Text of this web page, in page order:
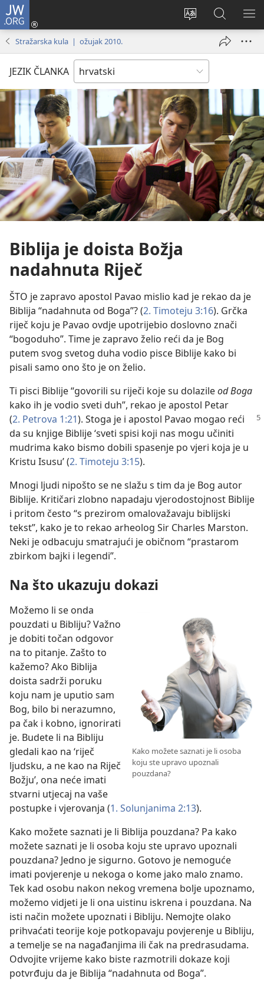
JW.ORG
Promijeni
Prijava
(otvara
prozor)
JW.ORG
|
Pretraga
Stražarska kula | ožujak 2010.
JEZIK ČLANKA
Biblija je doista Božja
nadahnuta Riječ
ŠTO je zapravo apostol Pavao mislio kad je rekao da je
Biblija “nadahnuta od Boga”? (2. Timoteju 3:16). Grčka
riječ koju je Pavao ovdje upotrijebio doslovno znači
“bogoduho”. Time je zapravo želio reći da je Bog
putem svog svetog duha vodio pisce Biblije kako bi
pisali samo ono što je on želio.
Ti pisci Biblije “govorili su riječi koje su dolazileod Boga
kako ih je vodio sveti duh”, rekao je apostol Petar
(2. Petrova 1:21). Stoga je i apostol Pavao mogao reći
da su knjige Biblije ‘sveti spisi koji nas mogu učiniti
mudrima kako bismo dobili spasenje po vjeri koja je u
Kristu Isusu’ (2. Timoteju 3:15).
Mnogi ljudi nipošto se ne slažu s tim da je Bog autor
Biblije. Kritičari zlobno napadaju vjerodostojnost Biblije
i pritom često “s prezirom omalovažavaju biblijski
tekst”, kako je to rekao arheolog Sir Charles Marston.
Neki je odbacuju smatrajući je običnom “prastarom
zbirkom bajki i legendi”.
Na što ukazuju dokazi
Kako možete saznati je li osoba
koju ste upravo upoznali
pouzdana?
Možemo li se onda
pouzdati u Bibliju? Važno
je dobiti točan odgovor
na to pitanje. Zašto to
kažemo? Ako Biblija
doista sadrži poruku
koju nam je uputio sam
Bog, bilo bi nerazumno,
pa čak i kobno, ignorirati
je. Budete li na Bibliju
gledali kao na ‘riječ
ljudsku, a ne kao na Riječ
Božju’, ona neće imati
stvarni utjecaj na vaše
postupke i vjerovanja (1. Solunjanima 2:13).
Kako možete saznati je li Biblija pouzdana? Pa kako
možete saznati je li osoba koju ste upravo upoznali
pouzdana? Jedno je sigurno. Gotovo je nemoguće
imati povjerenje u nekoga o kome jako malo znamo.
Tek kad osobu nakon nekog vremena bolje upoznamo,
možemo vidjeti je li ona uistinu iskrena i pouzdana. Na
isti način možete upoznati i Bibliju. Nemojte olako
prihvaćati teorije koje potkopavaju povjerenje u Bibliju,
a temelje se na nagađanjima ili čak na predrasudama.
Odvojite vrijeme kako biste razmotrili dokaze koji
potvrđuju da je Biblija “nadahnuta od Boga”.